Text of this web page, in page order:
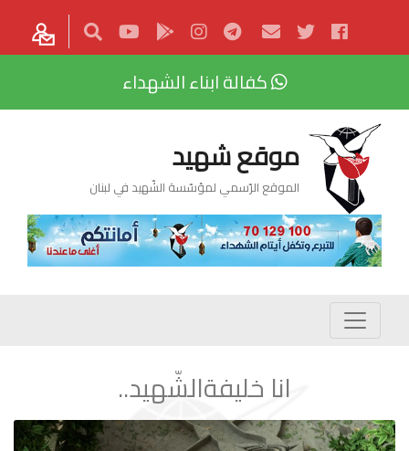
كفالة ابناء الشهداء
موقع شهيد
الموقع الرّسمي لمؤسّسة الشّهيد في لبنان
انا خليفةالشّهيد..